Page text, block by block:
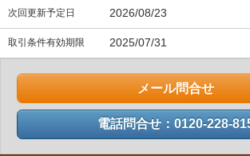
次回更新予定日 2026/08/23
取引条件有効期限 2025/07/31
メール問合せ
電話問合せ：0120-228-